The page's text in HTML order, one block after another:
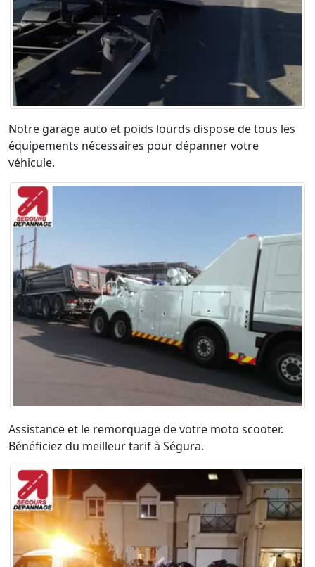
Notre garage auto et poids lourds dispose de tous les
équipements nécessaires pour dépanner votre
véhicule.
Assistance et le remorquage de votre moto scooter.
Bénéficiez du meilleur tarif à Ségura.